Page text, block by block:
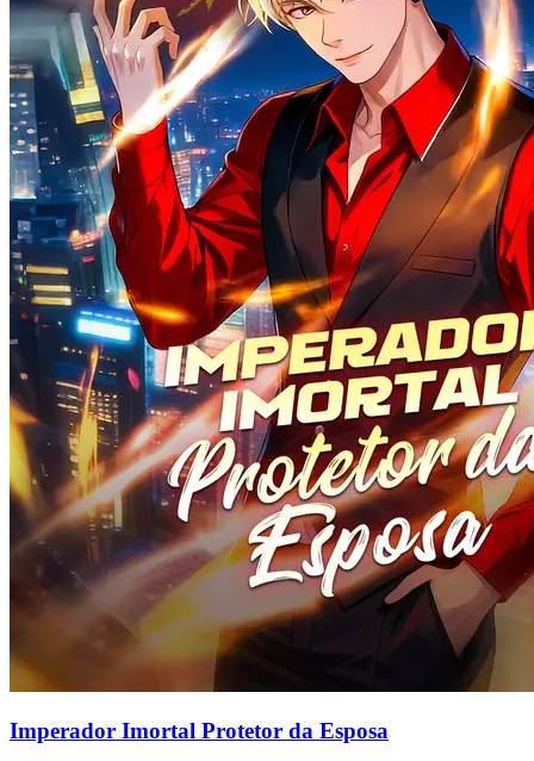
Imperador Imortal Protetor da Esposa